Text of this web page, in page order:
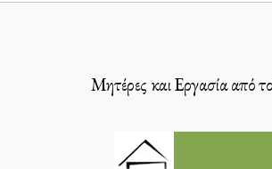
Μητέρες και Εργασία από